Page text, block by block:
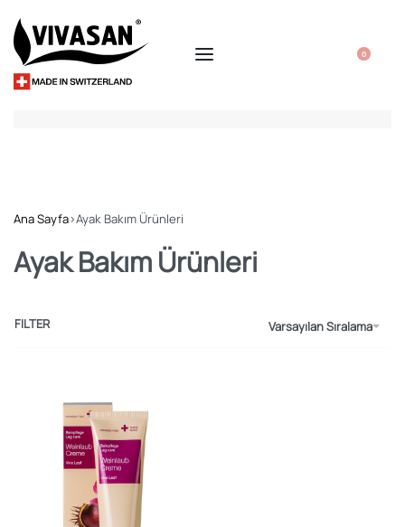
0
Ana Sayfa›Ayak Bakım Ürünleri
Ayak Bakım Ürünleri
Varsayılan Sıralama
FILTER